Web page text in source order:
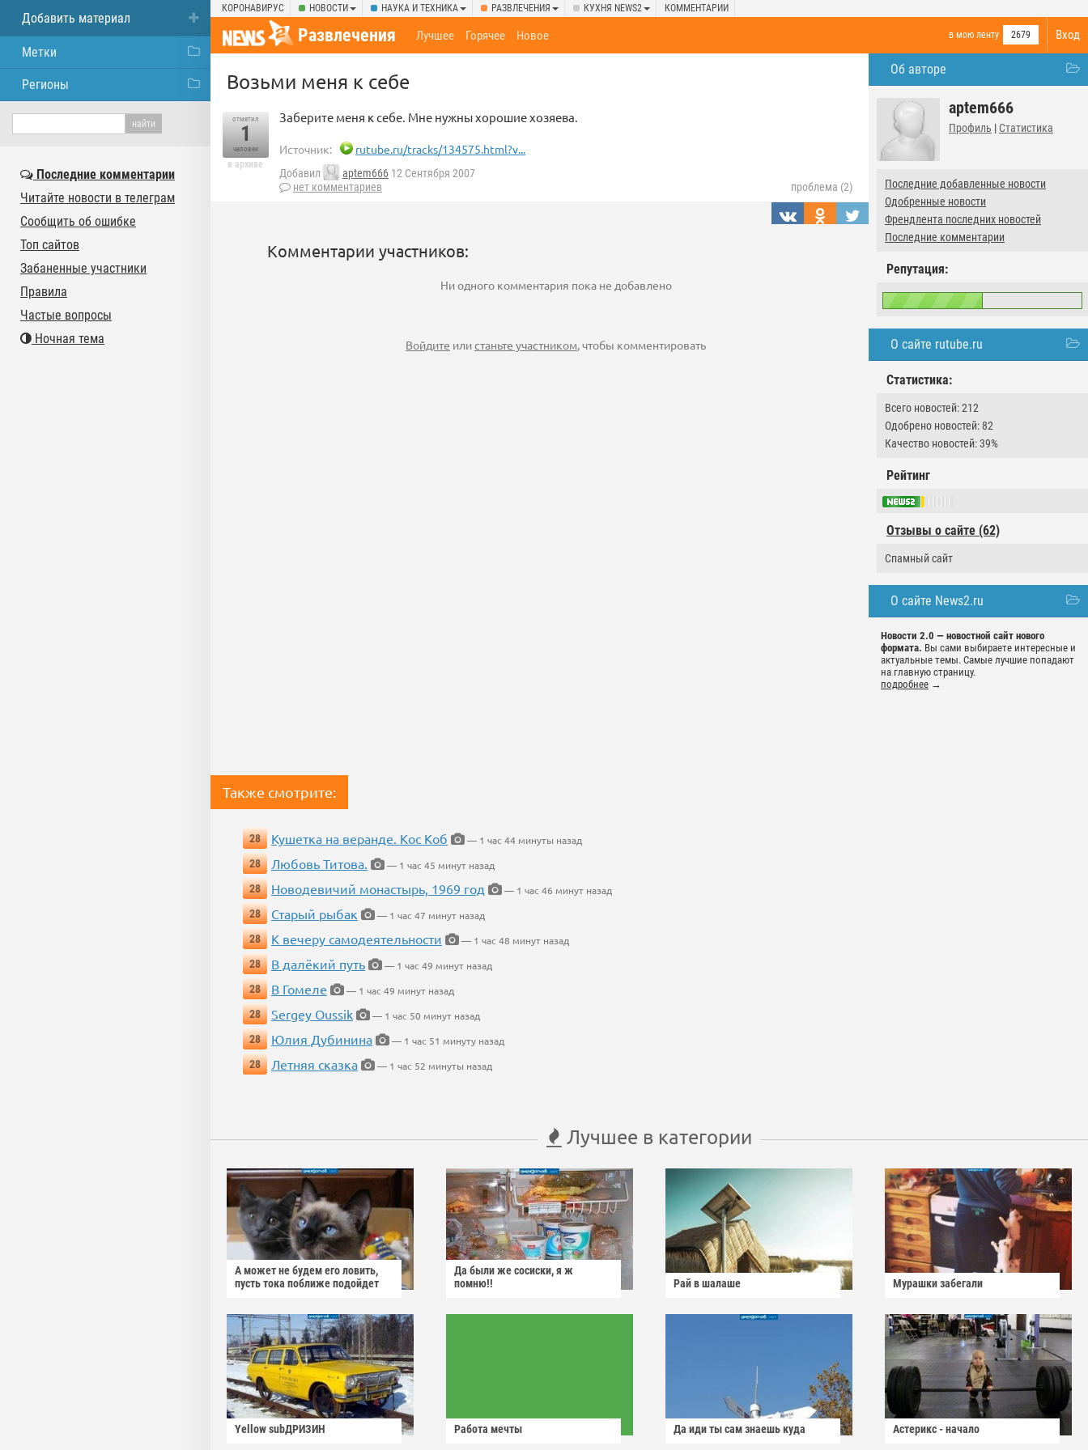
КОРОНАВИРУС НОВОСТИ НАУКА И ТЕХНИКА РАЗВЛЕЧЕНИЯ КУХНЯ NEWS2 КОММЕНТАРИИ
Вход
Развлечения в мою ленту 2679
Лучшее Горячее Новое
Об авторе
aptem666
Профиль | Статистика
Последние добавленные новости
Одобренные новости
Френдлента последних новостей
Последние комментарии
Репутация:
О сайте rutube.ru
Статистика:
Всего новостей: 212
Одобрено новостей: 82
Качество новостей: 39%
Рейтинг
Отзывы о сайте (62)
Спамный сайт
О сайте News2.ru
Новости 2.0 — новостной сайт нового
формата. Вы сами выбираете интересные и
актуальные темы. Самые лучшие попадают
на главную страницу.
подробнее →
Возьми меня к себе
отметил
1
человек
в архиве
Заберите меня к себе. Мне нужны хорошие хозяева.
Источник: rutube.ru/tracks/134575.html?v...
Добавил aptem666 12 Сентября 2007
нет комментариев
проблема (2)
Комментарии участников:
Ни одного комментария пока не добавлено
Войдите илистаньте участником, чтобы комментировать
Также смотрите:
28 Кушетка на веранде. Кос Коб
— 1 час 44 минуты назад
28
Любовь Титова.
— 1 час 45 минут назад
28
Новодевичий монастырь, 1969 год
— 1 час 46 минут назад
28
Старый рыбак
— 1 час 47 минут назад
28
К вечеру самодеятельности
— 1 час 48 минут назад
28
В далёкий путь
— 1 час 49 минут назад
28
В Гомеле
— 1 час 49 минут назад
28
Sergey Oussik
— 1 час 50 минут назад
28
Юлия Дубинина
— 1 час 51 минуту назад
28
Летняя сказка — 1 час 52 минуты назад
Лучшее в категории
А может не будем его ловить,
пусть тока поближе подойдет
Да были же сосиски, я ж
помню!!
Рай в шалаше Мурашки забегали
Yellow subДРИЗИН Работа мечты Да иди ты сам знаешь куда Астерикс - начало
Добавить материал
Метки
Регионы
Последние комментарии
Читайте новости в телеграм
Сообщить об ошибке
Топ сайтов
Забаненные участники
Правила
Частые вопросы
Ночная тема